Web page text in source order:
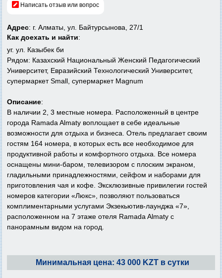
Написать отзыв или вопрос
Адрес: г. Алматы, ул. Байтурсынова, 27/1
Как доехать и найти:
уг. ул. Казыбек би
Рядом: Казахский Национальный Женский Педагогический
Университет, Евразийский Технологический Университет,
супермаркет Small, супермаркет Magnum
Описание:
В наличии 2, 3 местные номера. Расположенный в центре
города Ramada Almaty воплощает в себе идеальные
возможности для отдыха и бизнеса. Отель предлагает своим
гостям 164 номера, в которых есть все необходимое для
продуктивной работы и комфортного отдыха. Все номера
оснащены мини-баром, телевизором с плоским экраном,
гладильными принадлежностями, сейфом и наборами для
приготовления чая и кофе. Эксклюзивные привилегии гостей
номеров категории «Люкс», позволяют пользоваться
комплиментарными услугами Экзекьютив-лаунджа «7»,
расположенном на 7 этаже отеля Ramada Almaty с
панорамным видом на город.
Минимальная цена: 43 000 KZT в сутки